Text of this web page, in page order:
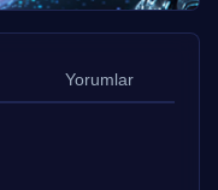
Yorumlar